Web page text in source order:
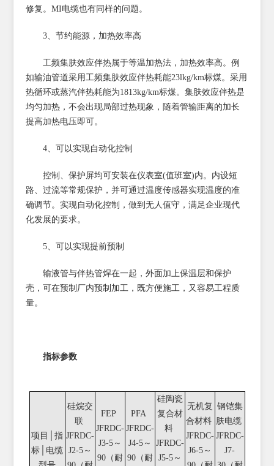
修复。MI电缆也有同样的问题。
3、节约能源，加热效率高
工频集肤效应伴热属于等温加热法，加热效率高。例
如输油管道采用工频集肤效应伴热耗能23lkg/km标煤。采用
热循环或蒸汽伴热耗能为1813kg/km标煤。集肤效应伴热是
均匀加热，不会出现局部过热现象，随着管输距离的加长
提高加热电压即可。
4、可以实现自动化控制
控制、保护屏均可安装在仪表室(值班室)内。内设短
路、过流等常规保护，并可通过温度传感器实现温度的准
确调节。实现自动化控制，做到无人值守，满足企业现代
化发展的要求。
5、可以实现提前预制
输液管与伴热管焊在一起，外面加上保温层和保护
壳，可在预制厂内预制加工，既方便施工，又容易工程质
量。
指标参数
项目│指
标│电缆
硅烷交
联
JFRDC-
J2-5～
FEP
JFRDC-
J3-5～
90（耐
PFA
JFRDC-
J4-5～
90（耐
硅陶瓷
复合材
料
JFRDC-
J5-5～
无机复
合材料
JFRDC-
J6-5～
钢铠集
肤电缆
JFRDC-
J7-